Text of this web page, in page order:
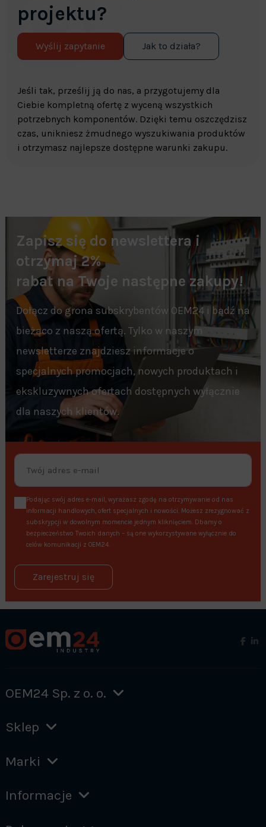
projektu?
Wyślij zapytanie Jak to działa?
Jeśli tak, prześlij ją do nas, a przygotujemy dla
Ciebie kompletną ofertę z wyceną wszystkich
potrzebnych komponentów. Dzięki temu oszczędzisz
czas, unikniesz żmudnego wyszukiwania produktów
i otrzymasz najlepsze dostępne warunki zakupu.
Zapisz się do newslettera i
otrzymaj 2%
rabat na Twoje następne zakupy!
Dołącz do grona subskrybentów OEM24 i bądź na
bieżąco z naszą ofertą. Tylko w naszym
newsletterze znajdziesz informacje o
specjalnych promocjach, nowych produktach i
ekskluzywnych ofertach dostępnych wyłącznie
dla naszych klientów.
Podając swój adres e-mail, wyrażasz zgodę na otrzymywanie od nas
informacji handlowych, ofert specjalnych i nowości. Możesz zrezygnować z
subskrypcji w dowolnym momencie jednym kliknięciem. Dbamy o
bezpieczeństwo Twoich danych – są one wykorzystywane wyłącznie do
celów komunikacji z OEM24.
Zarejestruj się
OEM24 Sp. z o. o.
Sklep
Marki
Informacje